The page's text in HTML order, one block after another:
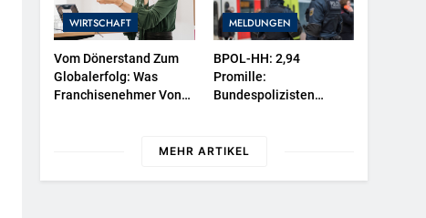
WIRTSCHAFT
Vom Dönerstand Zum
Globalerfolg: Was
Franchisenehmer Von
MELDUNGEN
BPOL-HH: 2,94
Promille:
Bundespolizisten
MEHR ARTIKEL